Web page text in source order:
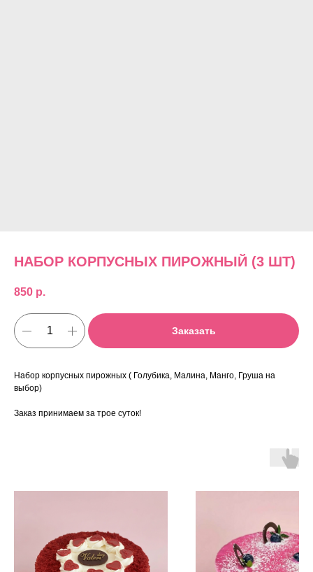
НАБОР КОРПУСНЫХ ПИРОЖНЫЙ (3 ШТ)
850 р.
Заказать
Набор корпусных пирожных ( Голубика, Малина, Манго, Груша на
выбор)
Заказ принимаем за трое суток!